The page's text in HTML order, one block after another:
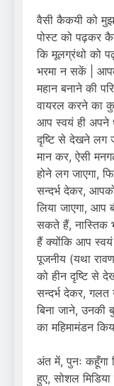
वैसी कैकयी को
पोस्ट को पढ़कर
कि मूलग्रंथो को
भरमा न सकें |
महान बनाने की
वायरल करने का
आप स्वयं ही अपने
दृष्टि से देखने लग
मान कर, ऐसी
होने लग जाएगा,
सन्दर्भ देकर,
लिया जाएगा, आप
सकते हैं, नास्तिक
हैं क्योंकि आप स्वयं
पूजनीय (यथा
को हीन दृष्टि से
सन्दर्भ देकर, गलत
बिना जाने, उनकी
का महिमामंडन
अंत में, पुनः कहूँगा
हुए, सोशल